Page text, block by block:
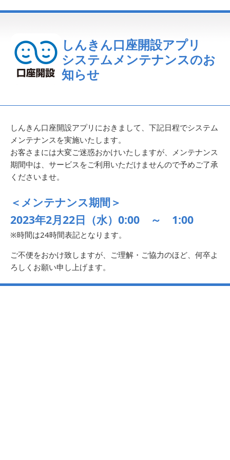
しんきん口座開設アプリ
システムメンテナンスのお
知らせ
しんきん口座開設アプリにおきまして、下記日程でシステム
メンテナンスを実施いたします。
お客さまには大変ご迷惑おかけいたしますが、メンテナンス
期間中は、サービスをご利用いただけませんので予めご了承
くださいませ。
＜メンテナンス期間＞
2023年2月22日（水）0:00 ～ 1:00
時間は24時間表記となります。
ご不便をおかけ致しますが、ご理解・ご協力のほど、何卒よ
ろしくお願い申し上げます。